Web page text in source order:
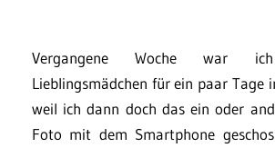
Vergangene Woche war
Lieblingsmädchen für ein paar Tage
weil ich dann doch das ein oder
Foto mit dem Smartphone